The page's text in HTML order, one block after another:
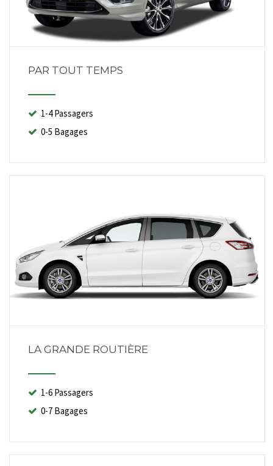
PAR TOUT TEMPS
1-4 Passagers
0-5 Bagages
LA GRANDE ROUTIÈRE
1-6 Passagers
0-7 Bagages